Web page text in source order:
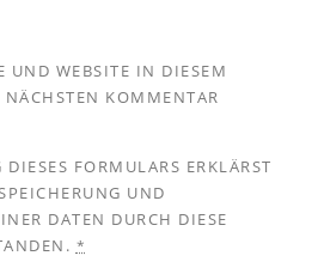
UND WEBSITE IN DIESEM
KOMMENTAR
FORMULARS ERKLÄRST
UND
DATEN DURCH DIESE
*